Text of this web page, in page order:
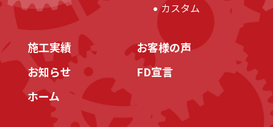
カスタム
施工実績
お客様の声
お知らせ
FD宣言
ホーム